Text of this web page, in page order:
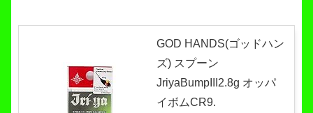
GOD HANDS(ゴッドハン
ズ) スプーン
JriyaBumpIII2.8g オッパ
イボムCR9.